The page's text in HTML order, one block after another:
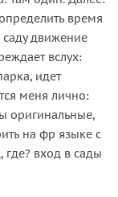
время
движение
вслух:
идет
меня лично:
оригинальные,
на фр языке с
вход в сады